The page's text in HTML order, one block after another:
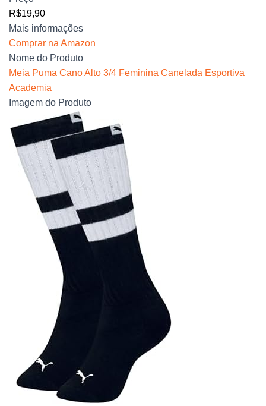
R$19,90
Mais informações
Comprar na Amazon
Nome do Produto
Meia Puma Cano Alto 3/4 Feminina Canelada Esportiva
Academia
Imagem do Produto